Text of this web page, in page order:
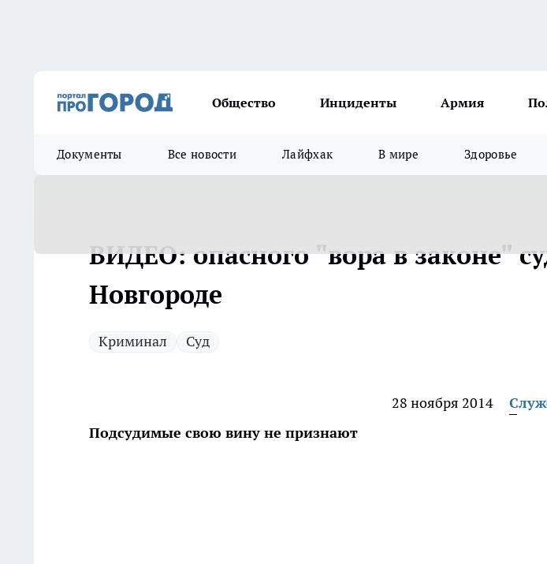
Общество Инциденты Армия
Документы Все новости Лайфхак В мире Здоровье
ВИДЕО: опасного "вора в законе"
Новгороде
Криминал Суд
28 ноября 2014
Подсудимые свою вину не признают